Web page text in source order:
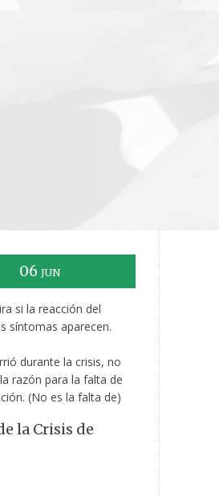
06 JUN
si la reacción del
síntomas aparecen.
durante la crisis, no
razón para la falta de
(No es la falta de)
la Crisis de